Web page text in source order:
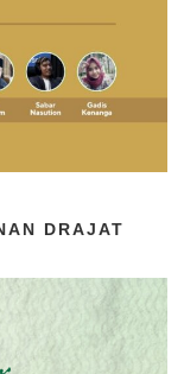
DRAJAT